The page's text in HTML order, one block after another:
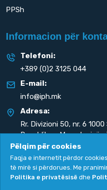
PPSh
Informacion për
Telefoni:
+389 (0)2 3125 044
E-mail:
info@iph.mk
Adresa:
Rr. Divizioni 50, nr. 6 1000
Republika e Maqedonisë
Politika e privatësisë
Pëlqim për cookies
Faqja e internetit përdor
të mirë si përdorues. Me
Politika e privatësisë dhe